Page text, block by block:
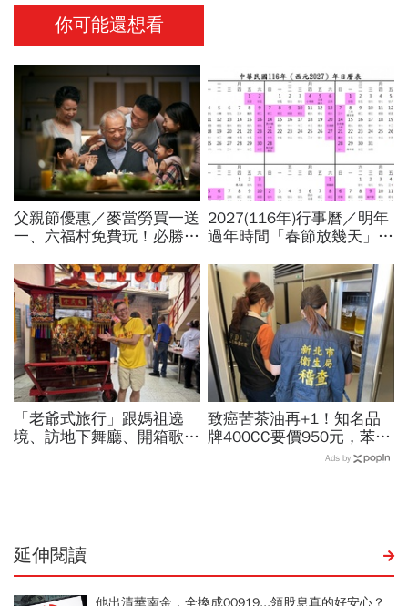
你可能還想看
父親節優惠／麥當勞買一送
一、六福村免費玩！必勝
家速食餐飲飯店好康必收
2027(116年)行事曆／明年
過年時間「春節放幾天」、
天以上有9個：請假懶人包
「老爺式旅行」跟媽祖遶
境、訪地下舞廳、開箱歌劇
致癌苦茶油再+1！知名品
牌400CC要價950元，苯駢
芘卻超標3倍…賣出131瓶
Ads by
延伸閱讀
他出清華南金，全換成00919...領股息真的好安心？